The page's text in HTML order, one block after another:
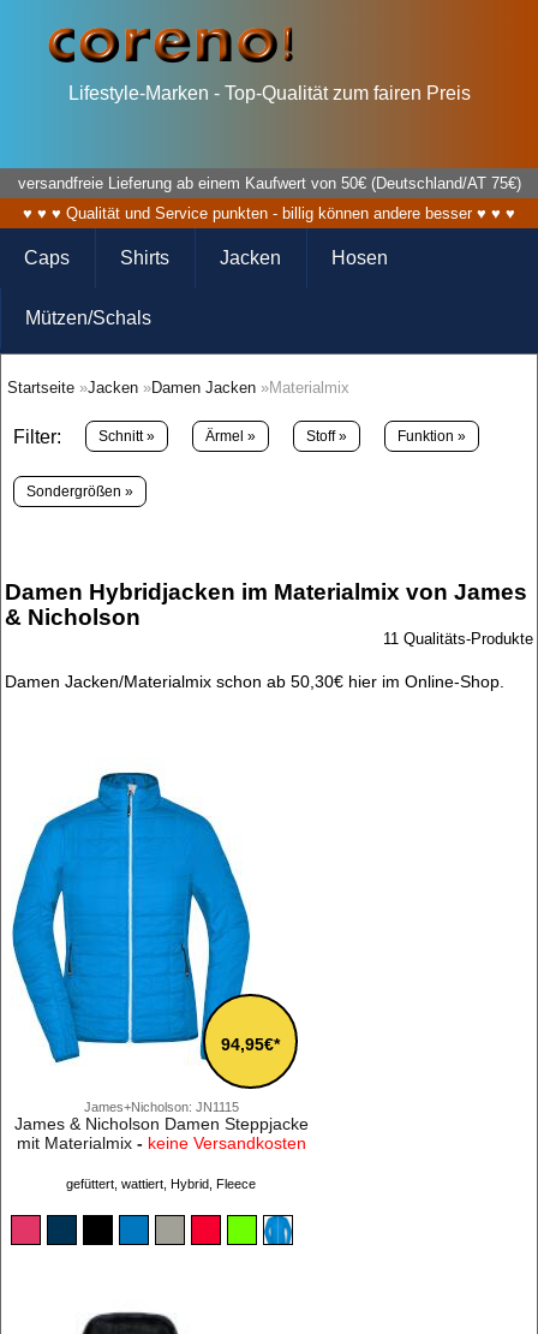
Lifestyle-Marken - Top-Qualität zum fairen Preis
versandfreie Lieferung ab einem Kaufwert von 50€ (Deutschland/AT 75€)
♥ ♥ ♥ Qualität und Service punkten - billig können andere besser ♥ ♥ ♥
Caps Shirts Jacken Hosen
Mützen/Schals
Startseite »Jacken »Damen Jacken »Materialmix
Filter: Schnitt » Ärmel » Stoff » Funktion »
Sondergrößen »
Damen Hybridjacken im Materialmix von James
& Nicholson
11 Qualitäts-Produkte
Damen Jacken/Materialmix schon ab 50,30€ hier im Online-Shop.
James+Nicholson: JN1115
94,95€*
James & Nicholson Damen Steppjacke
mit Materialmix- keine Versandkosten
gefüttert, wattiert, Hybrid, Fleece